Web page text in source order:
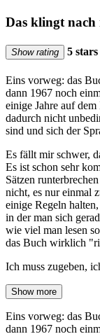
Das klingt
Show rating 5 stars
Eins vorweg: das
dann 1967 noch
einige Jahre auf
dadurch nicht
sind und sich der
Es fällt mir schwer,
Es ist schon sehr
Sätzen
nicht, es nur einmal
einige Regeln
in der man sich
wie viel man lesen
das Buch wirklich
Ich muss zugeben,
Show more
Eins vorweg: das
dann 1967 noch